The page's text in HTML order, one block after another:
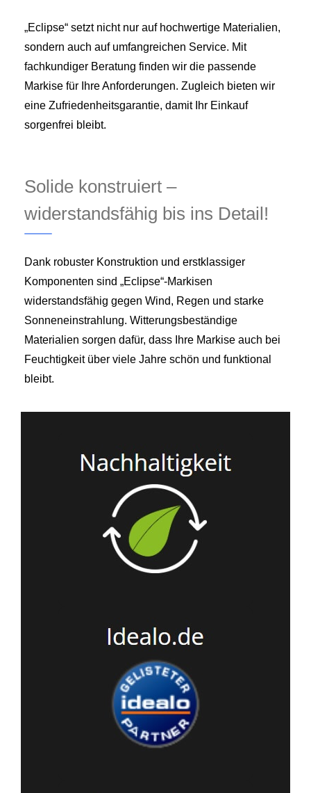
„Eclipse“ setzt nicht nur auf hochwertige Materialien,
sondern auch auf umfangreichen Service. Mit
fachkundiger Beratung finden wir die passende
Markise für Ihre Anforderungen. Zugleich bieten wir
eine Zufriedenheitsgarantie, damit Ihr Einkauf
sorgenfrei bleibt.
Solide konstruiert –
widerstandsfähig bis ins Detail!
Dank robuster Konstruktion und erstklassiger
Komponenten sind „Eclipse“-Markisen
widerstandsfähig gegen Wind, Regen und starke
Sonneneinstrahlung. Witterungsbeständige
Materialien sorgen dafür, dass Ihre Markise auch bei
Feuchtigkeit über viele Jahre schön und funktional
bleibt.